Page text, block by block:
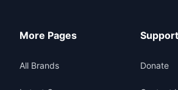
More Pages
All Brands
Support
Donate